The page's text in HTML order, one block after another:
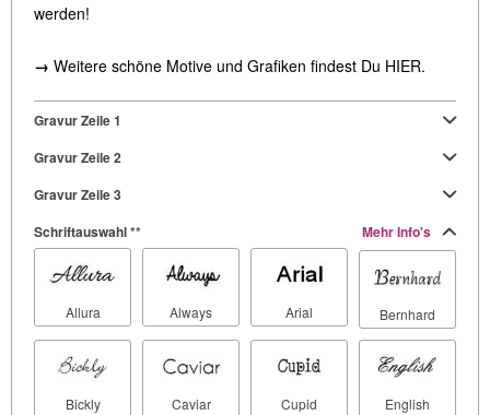
werden!
→ Weitere schöne Motive und Grafiken findest Du HIER.
Gravur Zeile 1
Gravur Zeile 2
Gravur Zeile 3
Schriftauswahl **
Mehr Info's
Allura Always Arial Bernhard
Bickly Caviar Cupid English